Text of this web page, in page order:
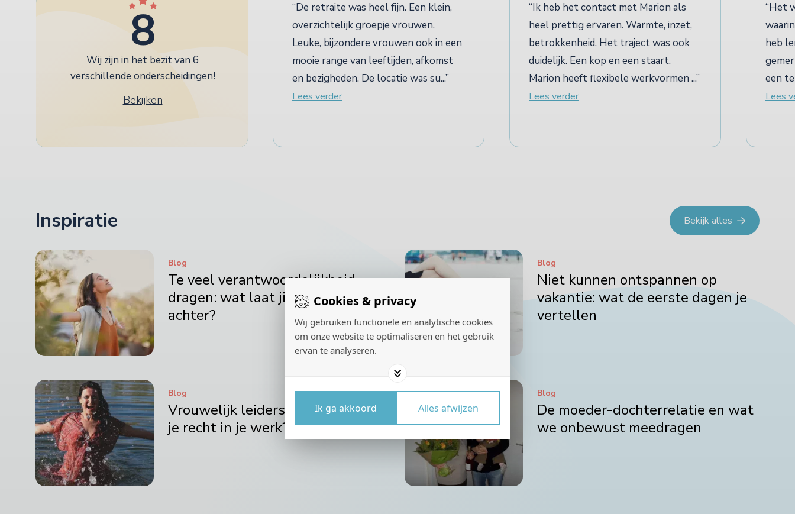
Cookies & privacy
Wij gebruiken functionele en analytische cookies
om onze website te optimaliseren en het gebruik
ervan te analyseren.
Ik ga akkoord Alles afwijzen
8
Wij zijn in het bezit van 6
verschillende onderscheidingen!
Bekijken
De retraite was heel fijn. Een klein,
overzichtelijk groepje vrouwen.
Leuke, bijzondere vrouwen ook in een
mooie range van leeftijden, afkomst
en bezigheden. De locatie was su...
Lees verder
Ik heb het contact met Marion als
heel prettig ervaren. Warmte, inzet,
betrokkenheid. Het traject was ook
duidelijk. Een kop en een staart.
Marion heeft flexibele werkvormen ...
Lees verder
Het
heb
een
Lees
Inspiratie Bekijk alles
Blog
Te veel verantwoordelijkheid
dragen: wat laat jij deze zomer
achter?
Blog
Niet kunnen ontspannen op
vakantie: wat de eerste dagen je
vertellen
Blog
Vrouwelijk leiderschap: kom jij tot
je recht in je werk?
Blog
De moeder-dochterrelatie en wat
we onbewust meedragen